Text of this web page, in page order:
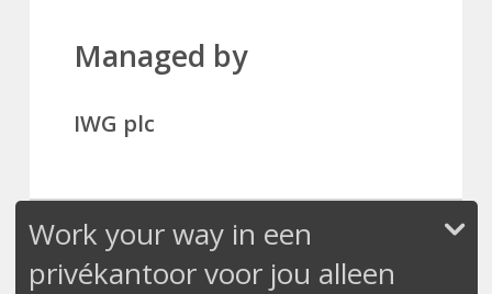
Managed by
IWG plc
Work your way in een
privékantoor voor jou alleen